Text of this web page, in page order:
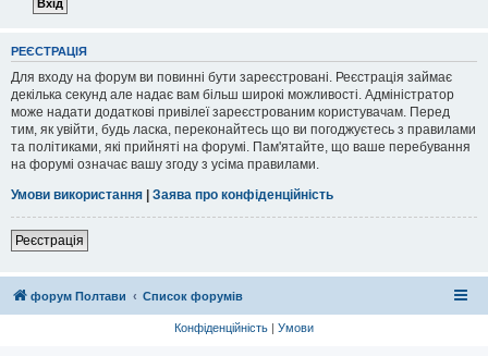
РЕЄСТРАЦІЯ
Для входу на форум ви повинні бути зареєстровані. Реєстрація займає
декілька секунд але надає вам більш широкі можливості. Адміністратор
може надати додаткові привілеї зареєстрованим користувачам. Перед
тим, як увійти, будь ласка, переконайтесь що ви погоджуєтесь з правилами
та політиками, які прийняті на форумі. Пам'ятайте, що ваше перебування
на форумі означає вашу згоду з усіма правилами.
Умови використання | Заява про конфіденційність
Реєстрація
форум Полтави Список форумів
Конфіденційність | Умови